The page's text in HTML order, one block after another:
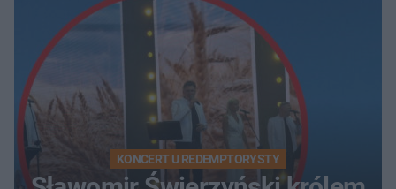
KONCERT U REDEMPTORYSTY